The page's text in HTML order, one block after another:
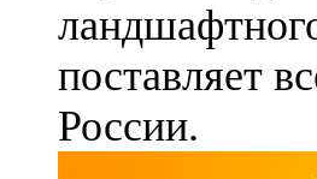
поставляет
России.